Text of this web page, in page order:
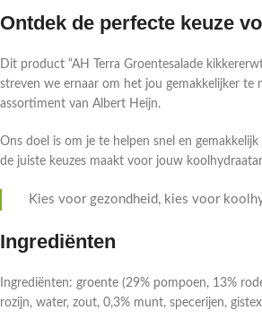
Ontdek de perfecte keuze
Dit product “AH Terra Groentesalade
streven we ernaar om het jou gemakkelijker te
assortiment van Albert Heijn.
Ons doel is om je te helpen snel en
de juiste keuzes maakt voor jouw
Kies voor gezondheid, kies voor
Ingrediënten
Ingrediënten: groente (29% pompoen, 13%
rozijn, water, zout, 0,3% munt, specerijen,